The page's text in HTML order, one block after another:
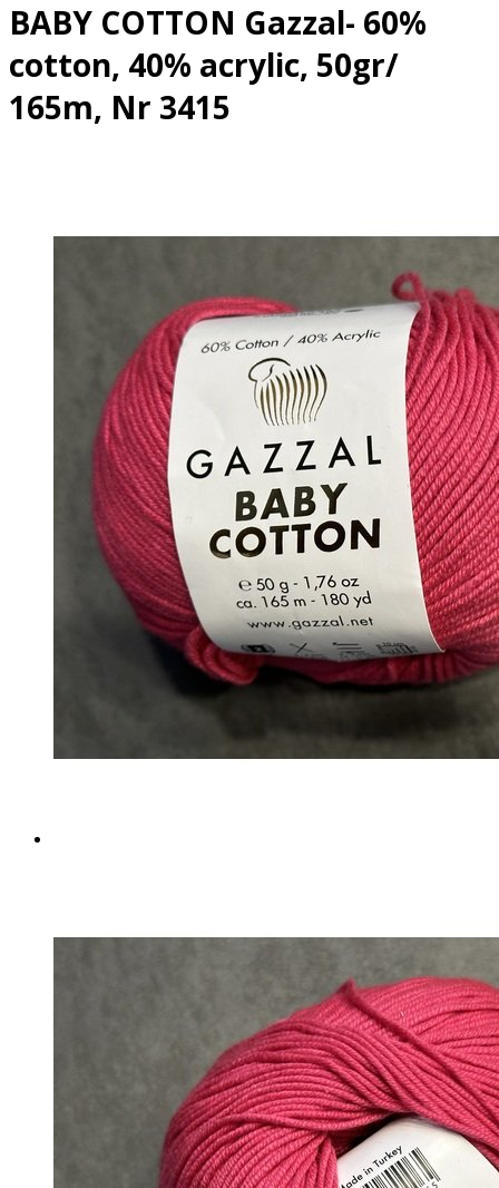
BABY COTTON Gazzal- 60%
cotton, 40% acrylic, 50gr/
165m, Nr 3415